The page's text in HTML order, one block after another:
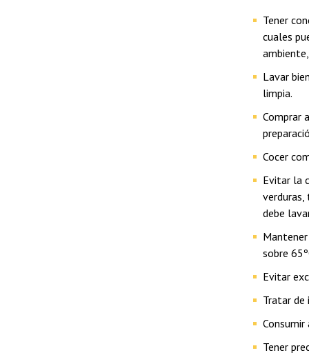
Tener
cuales
Lavar
limpia.
Comprar
Cocer
Evitar la
verduras,
debe
sobre
Evitar
Tratar de
Tener